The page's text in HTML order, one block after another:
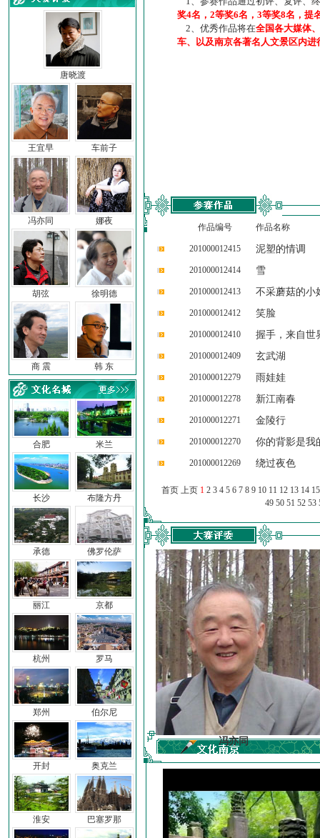
唐晓渡
王宜早 车前子
冯亦同 娜夜
胡弦 徐明德
商 震 韩 东
合肥
长沙
承德
丽江
杭州
郑州
开封
淮安
米兰
布隆方丹
佛罗伦萨
京都
罗马
伯尔尼
奥克兰
巴塞罗那
奖4名，2等奖6名，3等奖8名，提
2、优秀作品将在全国各大媒体
车、以及南京各著名人文景区内进
作品编号 作品名称
201000012415 泥塑的情调
201000012414 雪
201000012413 不采蘑菇的小
201000012412 笑脸
201000012410 握手，来自世
201000012409 玄武湖
201000012279 雨娃娃
201000012278 新江南春
201000012271 金陵行
201000012270 你的背影是我
201000012269 绕过夜色
首页 上页 1 2 3 4 5 6 7 8 9 10 11 12 13 14 15
49 50 51 52 53
车前子 冯亦同